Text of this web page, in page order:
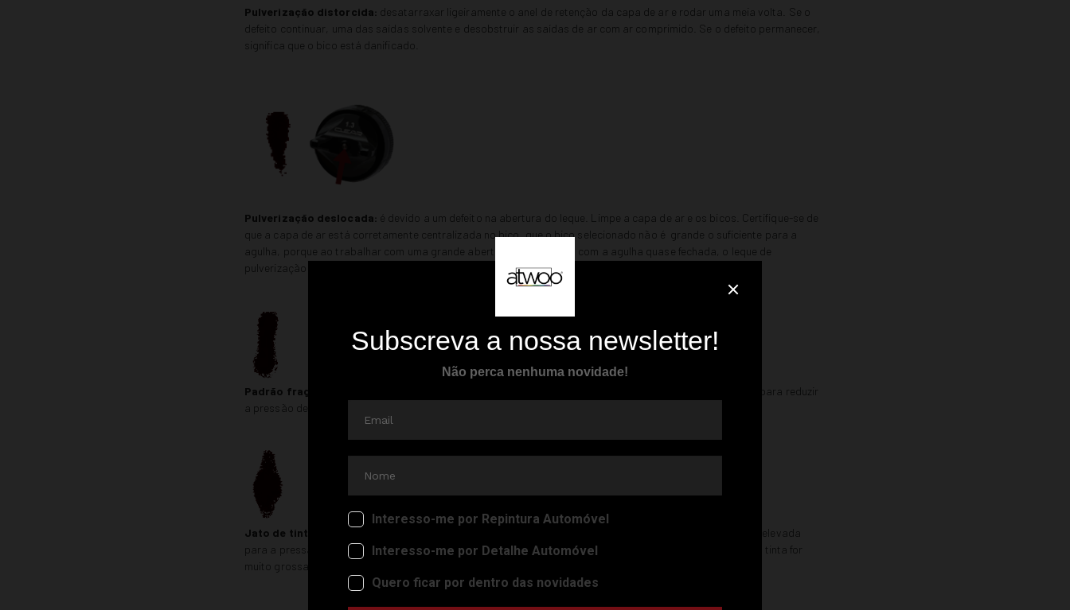
Pulverização distorcida: desatarraxar ligeiramente o anel de retenção da capa de ar e rodar uma meia volta. Se o
defeito continuar, uma das saídas solvente e desobstruir as saídas de ar com ar comprimido. Se o defeito permanecer,
significa que o bico está danificado.
Pulverização deslocada: é devido a um defeito na abertura do leque. Limpe a capa de ar e os bicos. Certifique-se de
que a capa de ar está corretamente centralizada no bico, que o bico selecionado não é grande o suficiente para a
agulha, porque ao trabalhar com uma grande abertura da agulha ou com a agulha quase fechada, o leque de
pulverização não é uniforme em todas as direções.
Padrão fragmentado:
a pressão de ar (bar) é muito elevada nas saídas: rode o leque no sentido horário para reduzir
a pressão de ar e aumentar a saída de tinta.
Jato de tinta muito espesso ao centro:
este é o inverso do problema anterior: a saída de tinta é muito elevada
para a pressão de ar selecionada: aumente a pressão de ar de pulverização e reduzir a saída de tinta, se a tinta for
muito grossa.